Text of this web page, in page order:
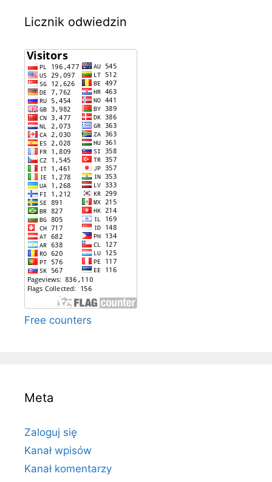
Licznik odwiedzin
Free counters
Meta
Zaloguj się
Kanał wpisów
Kanał komentarzy